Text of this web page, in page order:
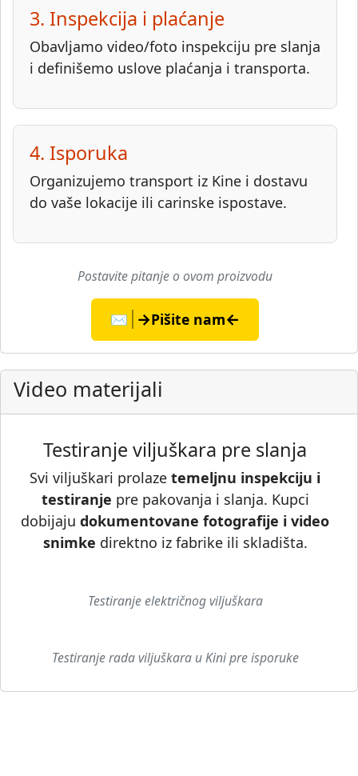
3. Inspekcija i plaćanje
Obavljamo video/foto inspekciju pre slanja
i definišemo uslove plaćanja i transporta.
4. Isporuka
Organizujemo transport iz Kine i dostavu
do vaše lokacije ili carinske ispostave.
Postavite pitanje o ovom proizvodu
✉️ →Pišite nam←
Video materijali
Testiranje viljuškara pre slanja
Svi viljuškari prolaze temeljnu inspekciju i
testiranje pre pakovanja i slanja. Kupci
dobijaju dokumentovane fotografije i video
snimke direktno iz fabrike ili skladišta.
▶
Testiranje električnog viljuškara
▶
Testiranje rada viljuškara u Kini pre isporuke